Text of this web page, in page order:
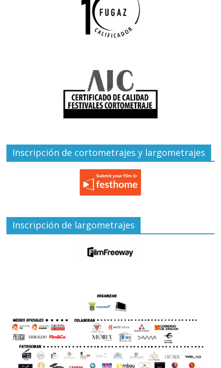
Inscripción de cortometrajes y largometrajes
Inscripción de largometrajes